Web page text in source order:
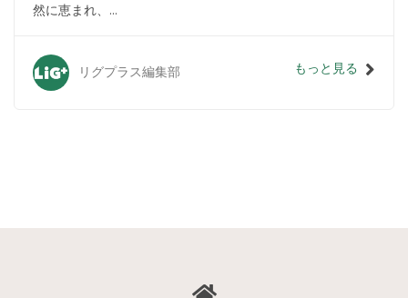
然に恵まれ、...
リグプラス編集部 もっと見る